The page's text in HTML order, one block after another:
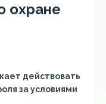
охране
действовать
за условиями